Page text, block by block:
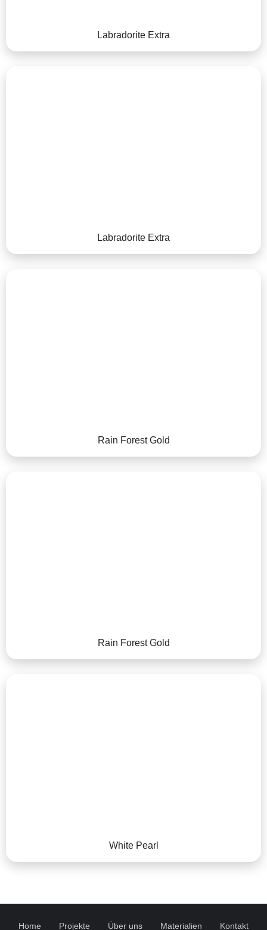
Labradorite Extra
Labradorite Extra
Rain Forest Gold
Rain Forest Gold
White Pearl
Home Projekte Über uns Materialien Kontakt